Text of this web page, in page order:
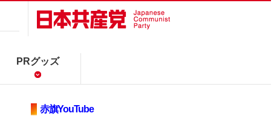
PRグッズ
赤旗YouTube